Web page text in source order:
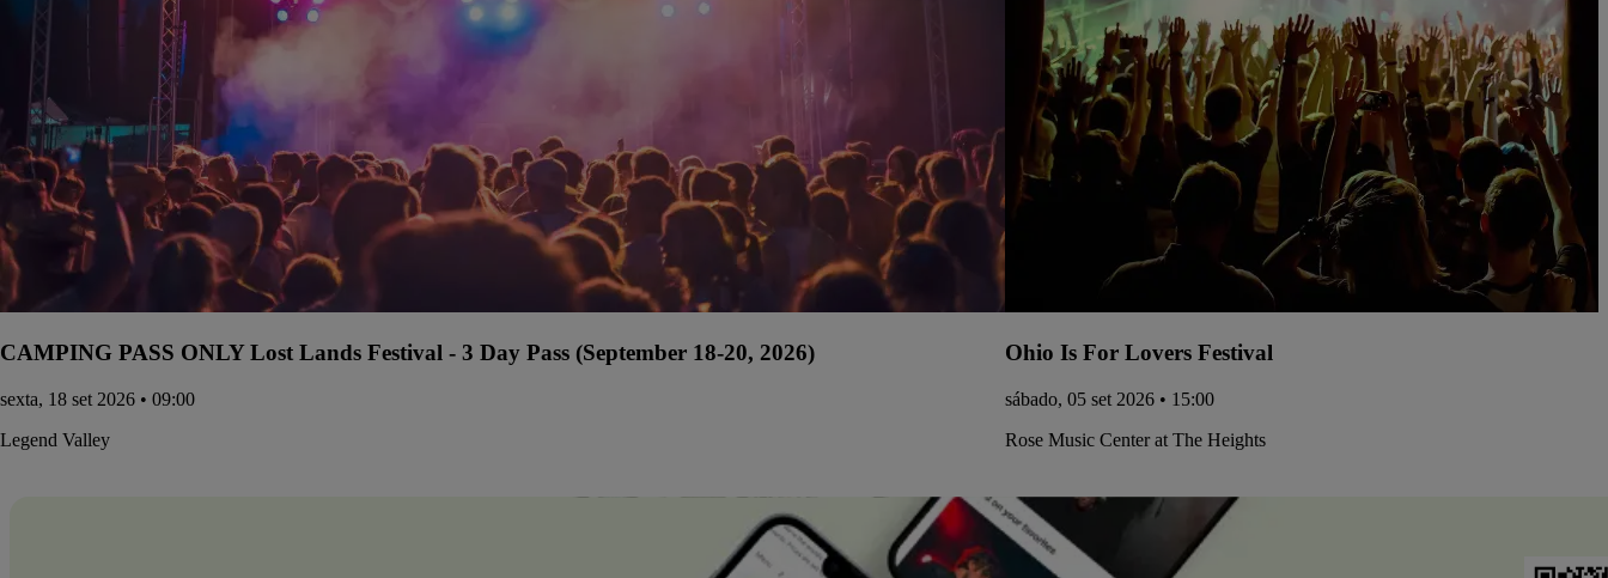
CAMPING PASS ONLY Lost Lands Festival - 3 Day Pass (September 18-20, 2026)
sexta, 18 set 2026 • 09:00
Legend Valley
Ohio Is For Lovers Festival
sábado, 05 set 2026 • 15:00
Rose Music Center at The Heights